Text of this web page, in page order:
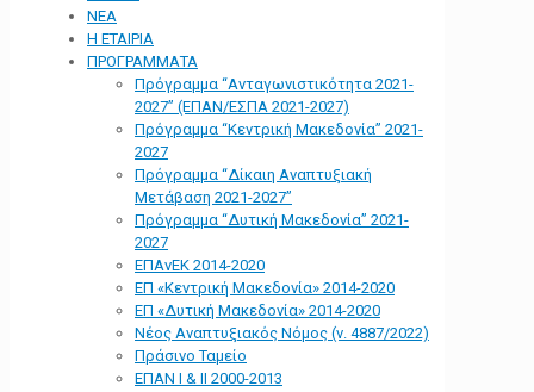
ΝΕΑ
Η ΕΤΑΙΡΙΑ
ΠΡΟΓΡΑΜΜΑΤΑ
Πρόγραμμα “Ανταγωνιστικότητα 2021-
2027” (ΕΠΑΝ/ΕΣΠΑ 2021-2027)
Πρόγραμμα “Κεντρική Μακεδονία” 2021-
2027
Πρόγραμμα “Δίκαιη Αναπτυξιακή
Μετάβαση 2021-2027”
Πρόγραμμα “Δυτική Μακεδονία” 2021-
2027
ΕΠΑνΕΚ 2014-2020
ΕΠ «Kεντρική Μακεδονία» 2014-2020
ΕΠ «Δυτική Μακεδονία» 2014-2020
Νέος Αναπτυξιακός Νόμος (ν. 4887/2022)
Πράσινο Ταμείο
ΕΠΑΝ Ι & ΙΙ 2000-2013